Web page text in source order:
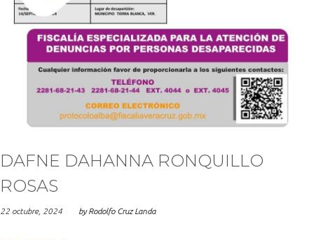
DAFNE DAHANNA RONQUILLO
ROSAS
22 octubre, 2024 byRodolfo Cruz Landa